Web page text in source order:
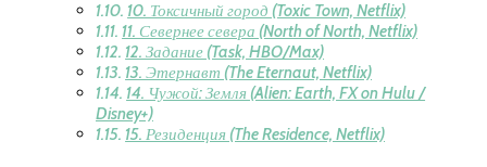
10. Токсичный город (Toxic Town, Netflix)
11. Севернее севера (North of North, Netflix)
12. Задание (Task, HBO/Max)
13. Этернавт (The Eternaut, Netflix)
14. Чужой: Земля (Alien: Earth, FX on Hulu /
Disney+)
15. Резиденция (The Residence, Netflix)